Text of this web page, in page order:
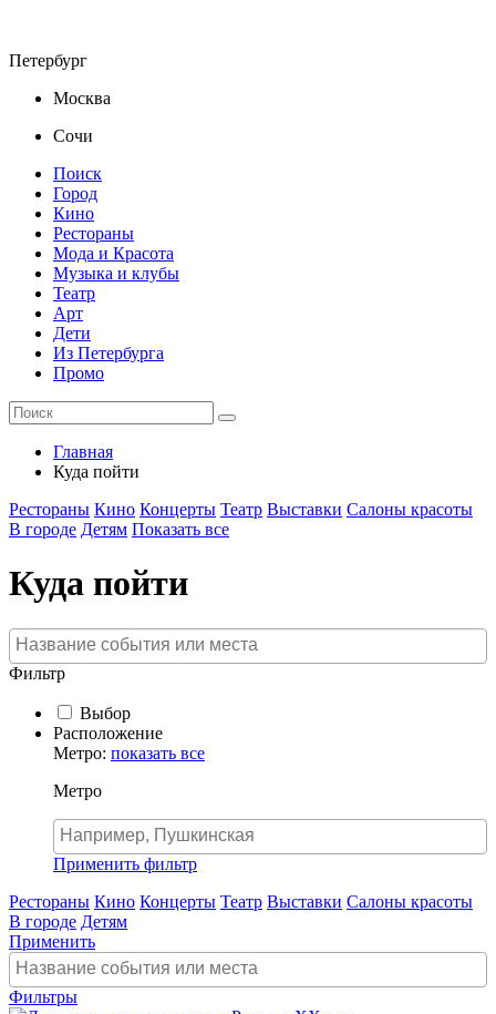
Петербург
Москва
Сочи
Поиск
Город
Кино
Рестораны
Мода и Красота
Музыка и клубы
Театр
Арт
Дети
Из Петербурга
Промо
Главная
Куда пойти
Рестораны Кино Концерты Театр Выставки Салоны красоты
В городе Детям Показать все
Куда пойти
Фильтр
Выбор
Расположение
Метро: показать все
Метро
Применить фильтр
Рестораны Кино Концерты Театр Выставки Салоны красоты
В городе Детям
Применить
Фильтры